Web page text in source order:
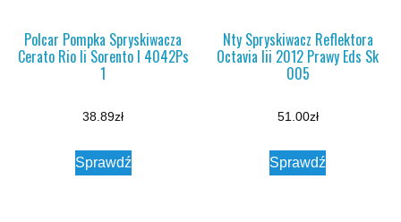
Polcar Pompka Spryskiwacza
Cerato Rio Ii Sorento I 4042Ps
1
38.89zł
Sprawdź
Nty Spryskiwacz Reflektora
Octavia Iii 2012 Prawy Eds Sk
005
51.00zł
Sprawdź